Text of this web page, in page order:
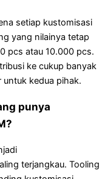
setiap kustomisasi
yang nilainya tetap
pcs atau 10.000 pcs.
ke cukup banyak
kedua pihak.
punya
terjangkau. Tooling